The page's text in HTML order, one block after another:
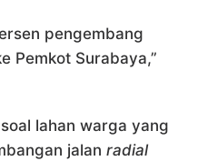
pengembang
Pemkot Surabaya,”
lahan warga yang
jalan radial